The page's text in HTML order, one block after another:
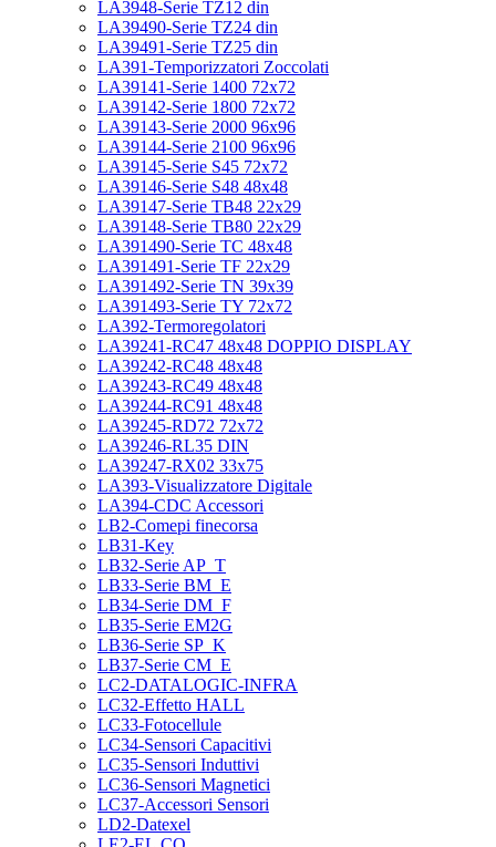
LA3948-Serie TZ12 din
LA39490-Serie TZ24 din
LA39491-Serie TZ25 din
LA391-Temporizzatori Zoccolati
LA39141-Serie 1400 72x72
LA39142-Serie 1800 72x72
LA39143-Serie 2000 96x96
LA39144-Serie 2100 96x96
LA39145-Serie S45 72x72
LA39146-Serie S48 48x48
LA39147-Serie TB48 22x29
LA39148-Serie TB80 22x29
LA391490-Serie TC 48x48
LA391491-Serie TF 22x29
LA391492-Serie TN 39x39
LA391493-Serie TY 72x72
LA392-Termoregolatori
LA39241-RC47 48x48 DOPPIO DISPLAY
LA39242-RC48 48x48
LA39243-RC49 48x48
LA39244-RC91 48x48
LA39245-RD72 72x72
LA39246-RL35 DIN
LA39247-RX02 33x75
LA393-Visualizzatore Digitale
LA394-CDC Accessori
LB2-Comepi finecorsa
LB31-Key
LB32-Serie AP_T
LB33-Serie BM_E
LB34-Serie DM_F
LB35-Serie EM2G
LB36-Serie SP_K
LB37-Serie CM_E
LC2-DATALOGIC-INFRA
LC32-Effetto HALL
LC33-Fotocellule
LC34-Sensori Capacitivi
LC35-Sensori Induttivi
LC36-Sensori Magnetici
LC37-Accessori Sensori
LD2-Datexel